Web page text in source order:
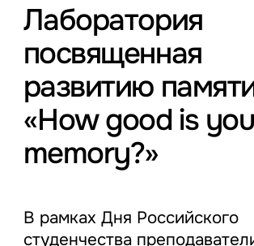
Лаборатория
посвященная
развитию
«How good is
memory?»
В рамках Дня Российского
студенчества